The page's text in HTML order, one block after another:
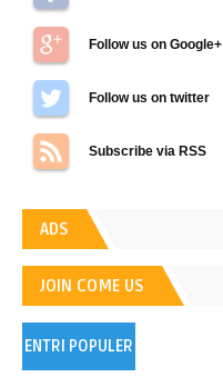
Follow us on Google+
Follow us on Twitter
Subscribe via RSS
ADS
JOIN COME US
ENTRI POPULER